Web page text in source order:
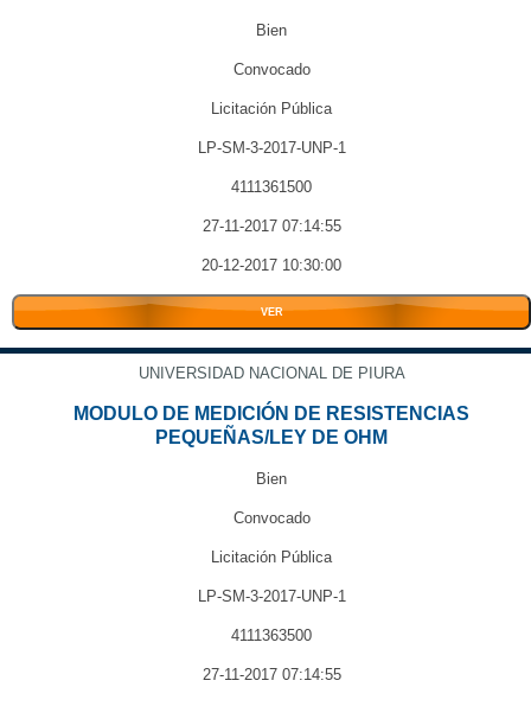
Bien
Convocado
Licitación Pública
LP-SM-3-2017-UNP-1
4111361500
27-11-2017 07:14:55
20-12-2017 10:30:00
VER
UNIVERSIDAD NACIONAL DE PIURA
MODULO DE MEDICIÓN DE RESISTENCIAS
PEQUEÑAS/LEY DE OHM
Bien
Convocado
Licitación Pública
LP-SM-3-2017-UNP-1
4111363500
27-11-2017 07:14:55